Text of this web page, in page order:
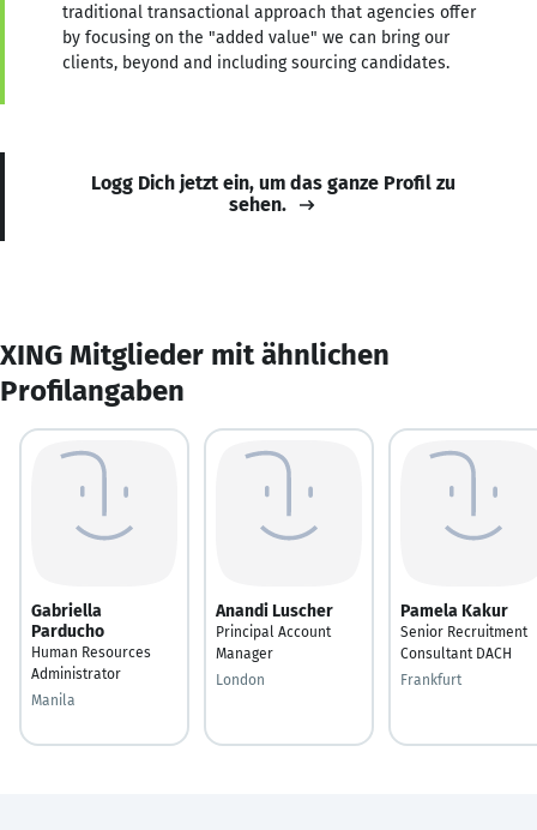
traditional transactional approach that agencies offer
by focusing on the "added value" we can bring our
clients, beyond and including sourcing candidates.
Logg Dich jetzt ein, um das ganze Profil zu
sehen.
XING Mitglieder mit ähnlichen
Profilangaben
Gabriella
Parducho
Human Resources
Administrator
Manila
Anandi Luscher
Principal Account
Manager
London
Pamela Kakur
Senior Recruitment
Consultant DACH
Frankfurt